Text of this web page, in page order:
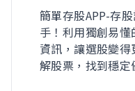
簡單存股APP-存
手！利用獨創易
資訊，讓選股變
解股票，找到穩定